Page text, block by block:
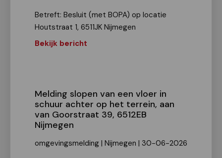
Betreft: Besluit (met BOPA) op locatie
Houtstraat 1, 6511JK Nijmegen
Bekijk bericht
Melding slopen van een vloer in
schuur achter op het terrein, aan
van Goorstraat 39, 6512EB
Nijmegen
omgevingsmelding | Nijmegen | 30-06-2026